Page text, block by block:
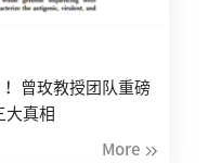
曾玫教授团队重磅
大真相
More